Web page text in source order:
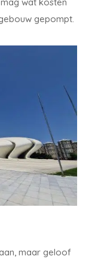
gepompt.
maar geloof